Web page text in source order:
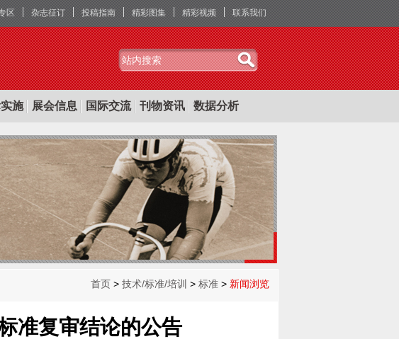
区 杂志征订 投稿指南 精彩图集 精彩视频 联系我们
施 展会信息 国际交流 刊物资讯 数据分析
首页 > 技术/标准/培训 > 标准 > 新闻浏览
准复审结论的公告